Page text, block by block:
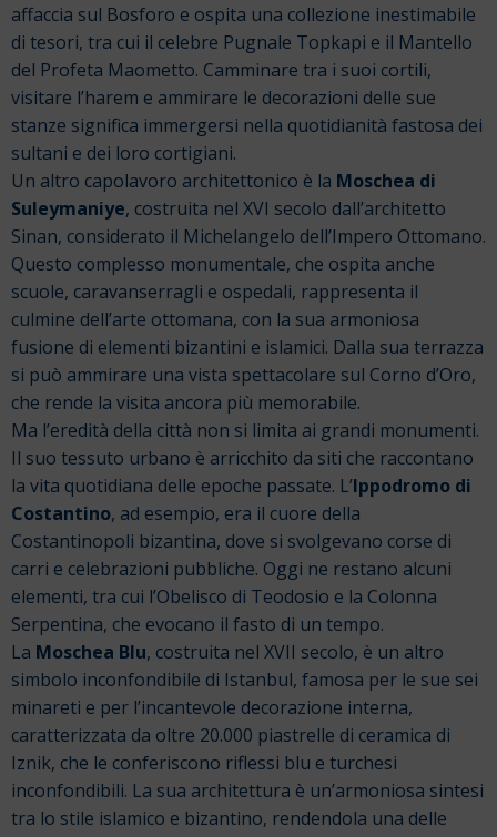
affaccia sul Bosforo e ospita una collezione inestimabile
di tesori, tra cui il celebre Pugnale Topkapi e il Mantello
del Profeta Maometto. Camminare tra i suoi cortili,
visitare l’harem e ammirare le decorazioni delle sue
stanze significa immergersi nella quotidianità fastosa dei
sultani e dei loro cortigiani.
Un altro capolavoro architettonico è la Moschea di
Suleymaniye, costruita nel XVI secolo dall’architetto
Sinan, considerato il Michelangelo dell’Impero Ottomano.
Questo complesso monumentale, che ospita anche
scuole, caravanserragli e ospedali, rappresenta il
culmine dell’arte ottomana, con la sua armoniosa
fusione di elementi bizantini e islamici. Dalla sua terrazza
si può ammirare una vista spettacolare sul Corno d’Oro,
che rende la visita ancora più memorabile.
Ma l’eredità della città non si limita ai grandi monumenti.
Il suo tessuto urbano è arricchito da siti che raccontano
la vita quotidiana delle epoche passate. L’Ippodromo di
Costantino, ad esempio, era il cuore della
Costantinopoli bizantina, dove si svolgevano corse di
carri e celebrazioni pubbliche. Oggi ne restano alcuni
elementi, tra cui l’Obelisco di Teodosio e la Colonna
Serpentina, che evocano il fasto di un tempo.
La Moschea Blu, costruita nel XVII secolo, è un altro
simbolo inconfondibile di Istanbul, famosa per le sue sei
minareti e per l’incantevole decorazione interna,
caratterizzata da oltre 20.000 piastrelle di ceramica di
Iznik, che le conferiscono riflessi blu e turchesi
inconfondibili. La sua architettura è un’armoniosa sintesi
tra lo stile islamico e bizantino, rendendola una delle